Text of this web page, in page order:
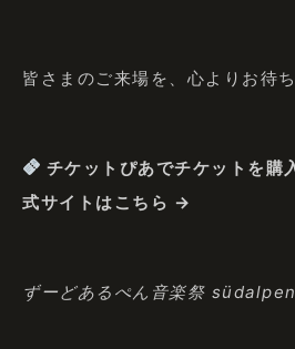
皆さまのご来場を、心よりお待
チケットぴあでチケットを購
式サイトはこちら →
ずーどあるぺん音楽祭